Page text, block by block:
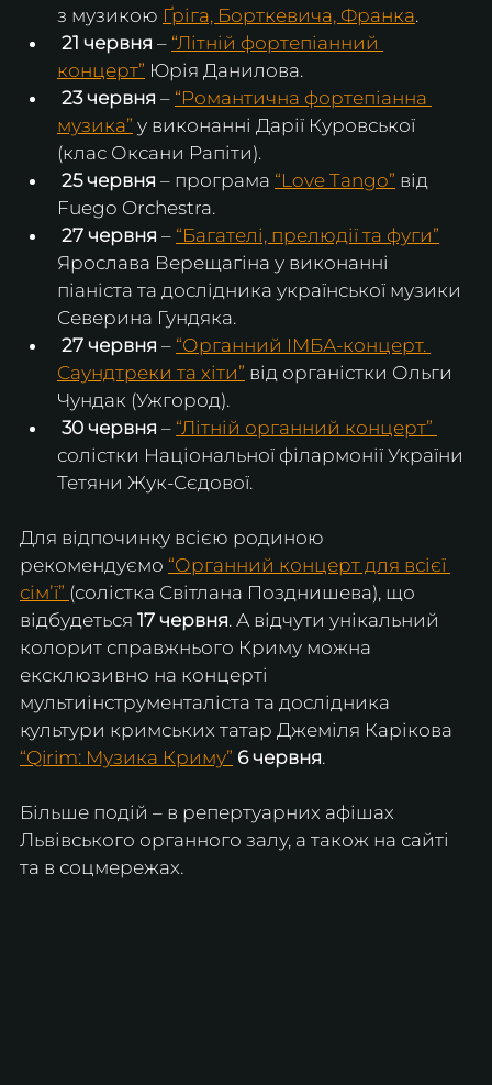
з музикою Ґріга, Борткевича, Франка.
21 червня – “Літній фортепіанний
концерт” Юрія Данилова.
23 червня – “Романтична фортепіанна
музика” у виконанні Дарії Куровської
(клас Оксани Рапіти).
25 червня – програма “Love Tango” від
Fuego Orchestra.
27 червня – “Багателі, прелюдії та фуги”
Ярослава Верещагіна у виконанні
піаніста та дослідника української музики
Северина Гундяка.
27 червня – “Органний ІМБА-концерт.
Саундтреки та хіти” від органістки Ольги
Чундак (Ужгород).
30 червня – “Літній органний концерт”
солістки Національної філармонії України
Тетяни Жук-Сєдової.
Для відпочинку всією родиною
рекомендуємо “Органний концерт для всієї
сімʼї” (солістка Світлана Позднишева), що
відбудеться 17 червня. А відчути унікальний
колорит справжнього Криму можна
ексклюзивно на концерті
мультиінструменталіста та дослідника
культури кримських татар Джеміля Карікова
“Qirim: Музика Криму” 6 червня.
Більше подій – в репертуарних афішах
Львівського органного залу, а також на сайті
та в соцмережах.